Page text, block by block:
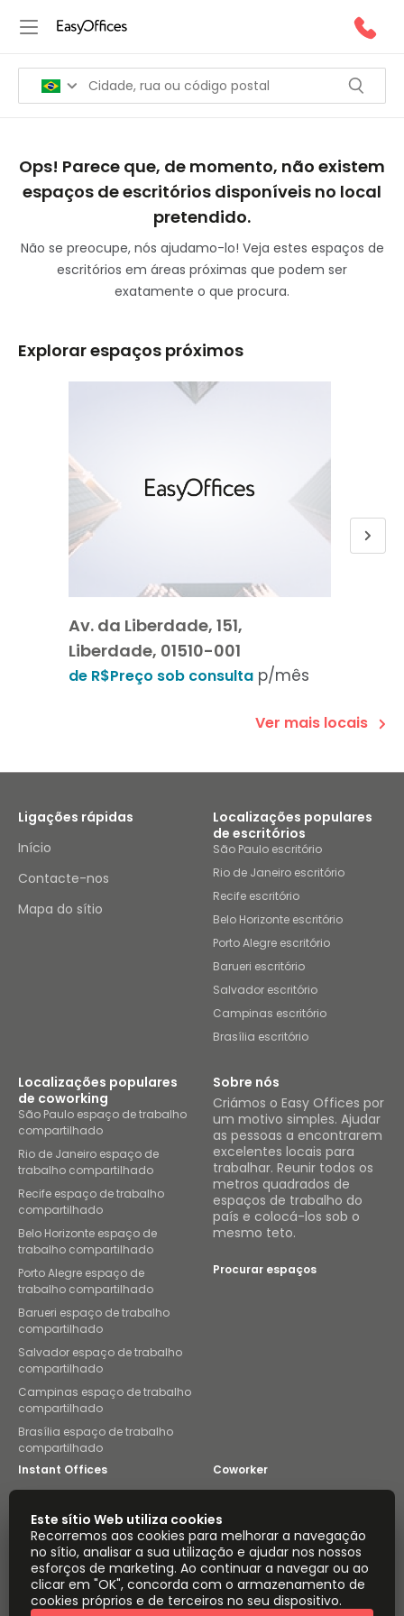
Ops! Parece que, de momento, não existem
espaços de escritórios disponíveis no local
pretendido.
Não se preocupe, nós ajudamo-lo! Veja estes espaços de
escritórios em áreas próximas que podem ser
exatamente o que procura.
Explorar espaços próximos
Av. da Liberdade, 151,
Liberdade, 01510-001
de R$Preço sob consulta p/mês
Ver mais locais
Ligações rápidas
Início
Contacte-nos
Mapa do sítio
Localizações populares
de escritórios
São Paulo escritório
Rio de Janeiro escritório
Recife escritório
Belo Horizonte escritório
Porto Alegre escritório
Barueri escritório
Salvador escritório
Campinas escritório
Brasília escritório
Localizações populares
de coworking
São Paulo espaço de trabalho
compartilhado
Rio de Janeiro espaço de
trabalho compartilhado
Recife espaço de trabalho
compartilhado
Belo Horizonte espaço de
trabalho compartilhado
Porto Alegre espaço de
trabalho compartilhado
Barueri espaço de trabalho
compartilhado
Salvador espaço de trabalho
compartilhado
Campinas espaço de trabalho
compartilhado
Brasília espaço de trabalho
compartilhado
Sobre nós
Criámos o Easy Offices por
um motivo simples. Ajudar
as pessoas a encontrarem
excelentes locais para
trabalhar. Reunir todos os
metros quadrados de
espaços de trabalho do
país e colocá-los sob o
mesmo teto.
Procurar espaços
Instant Offices Coworker
Coworkintel Davinci Meeting Rooms
Davinci Virtual Incendium
Yta
Este sítio Web utiliza cookies
Recorremos aos cookies para melhorar a navegação
no sítio, analisar a sua utilização e ajudar nos nossos
esforços de marketing. Ao continuar a navegar ou ao
clicar em "OK", concorda com o armazenamento de
cookies próprios e de terceiros no seu dispositivo.